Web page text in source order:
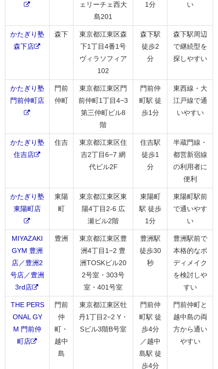
ェリーチェ西大
島201
1分
い
かたぎり塾
森下店
森下
東京都江東区森
下1丁目4番1号
ヴィラソフィア
102
森下駅
徒歩2
分
森下駅周辺
で継続型を
探しやすい
かたぎり塾
門前仲町店
門前
仲町
東京都江東区門
前仲町1丁目4−3
第三仲町ビル8
階
門前仲
町駅 徒
歩1分
東西線・大
江戸線で通
いやすい
かたぎり塾
住吉店
住吉
東京都江東区住
吉2丁目6−7 網
代ビル2F
住吉駅
徒歩1
分
半蔵門線・
都営新宿線
の利用者に
便利
かたぎり塾
東陽町店
東陽
町
東京都江東区東
陽4丁目2-6 広
瀬ビル2階
東陽町
駅 徒歩
1分
東陽町駅前
で通いやす
い
MIYAZAKI
GYM 豊洲
店／豊洲2
号店／豊洲
3rd店
豊洲
東京都江東区豊
洲4丁目1−2 豊
洲TOSKビル20
2号室・303号
室・401号室
豊洲駅
徒歩30
秒
豊洲駅前で
本格的なボ
ディメイク
を検討しや
すい
THE PERS
ONAL GY
M 門前仲
町店
門前
仲
町・
越中
島
東京都江東区牡
丹1丁目2−2 Y・
Sビル3階B号室
門前仲
町駅 徒
歩4分
／越中
島駅 徒
歩4分
門前仲町と
越中島の両
方から通い
やすい